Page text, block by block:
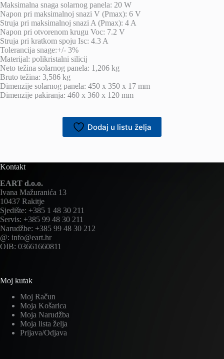
Maksimalna snaga solarnog panela: 20 W
Napon pri maksimalnoj snazi V (Pmax): 6 V
Struja pri maksimalnoj snazi A (Pmax): 4 A
Napon pri otvorenom krugu Voc: 7.2 V
Struja pri kratkom spoju Isc: 4.3 A
Tolerancija snage:+/- 3%
Materijal: polikristalni silicij
Neto težina solarnog panela: 1,206 kg
Bruto težina: 3,586 kg
Dimenzije solarnog panela: 450 x 350 x 17 mm
Dimenzije pakiranja: 460 x 360 x 120 mm
Dodaj u listu želja
Kontakt
EART d.o.o.
Ivana Mažuranića 13
10437 Rakitje
Sjedište: +385 1 48 30 211
Servis: +385 99 48 30 211
Narudžbe: +385 99 48 30 212
@: info@eart.hr
OIB: 03661660811
Moj kutak
Moj Račun
Moja Košarica
Moja Narudžba
Moja lista želja
Prijava/Odjava